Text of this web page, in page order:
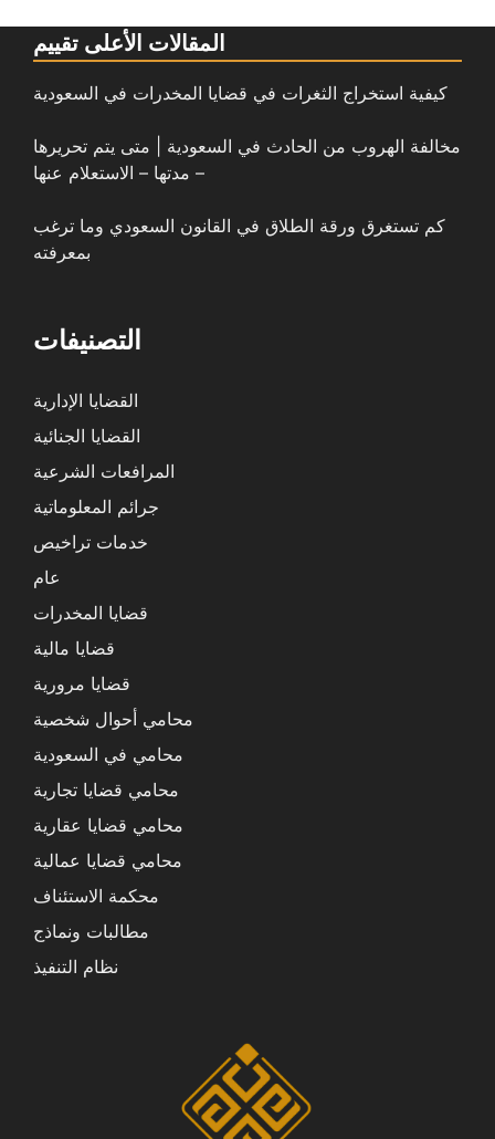
المقالات الأعلى تقييم
كيفية استخراج الثغرات في قضايا المخدرات في السعودية
مخالفة الهروب من الحادث في السعودية | متى يتم تحريرها
– مدتها – الاستعلام عنها
كم تستغرق ورقة الطلاق في القانون السعودي وما ترغب
بمعرفته
التصنيفات
القضايا الإدارية
القضايا الجنائية
المرافعات الشرعية
جرائم المعلوماتية
خدمات تراخيص
عام
قضايا المخدرات
قضايا مالية
قضايا مرورية
محامي أحوال شخصية
محامي في السعودية
محامي قضايا تجارية
محامي قضايا عقارية
محامي قضايا عمالية
محكمة الاستئناف
مطالبات ونماذج
نظام التنفيذ